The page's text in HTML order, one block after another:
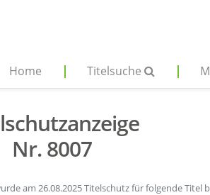
Home Titelsuche
Nr. 8007
am 26.08.2025 Titelschutz für folgende Titel